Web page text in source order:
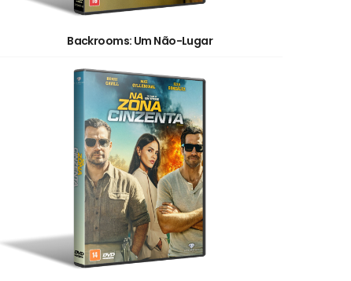
Backrooms: Um Não-Lugar